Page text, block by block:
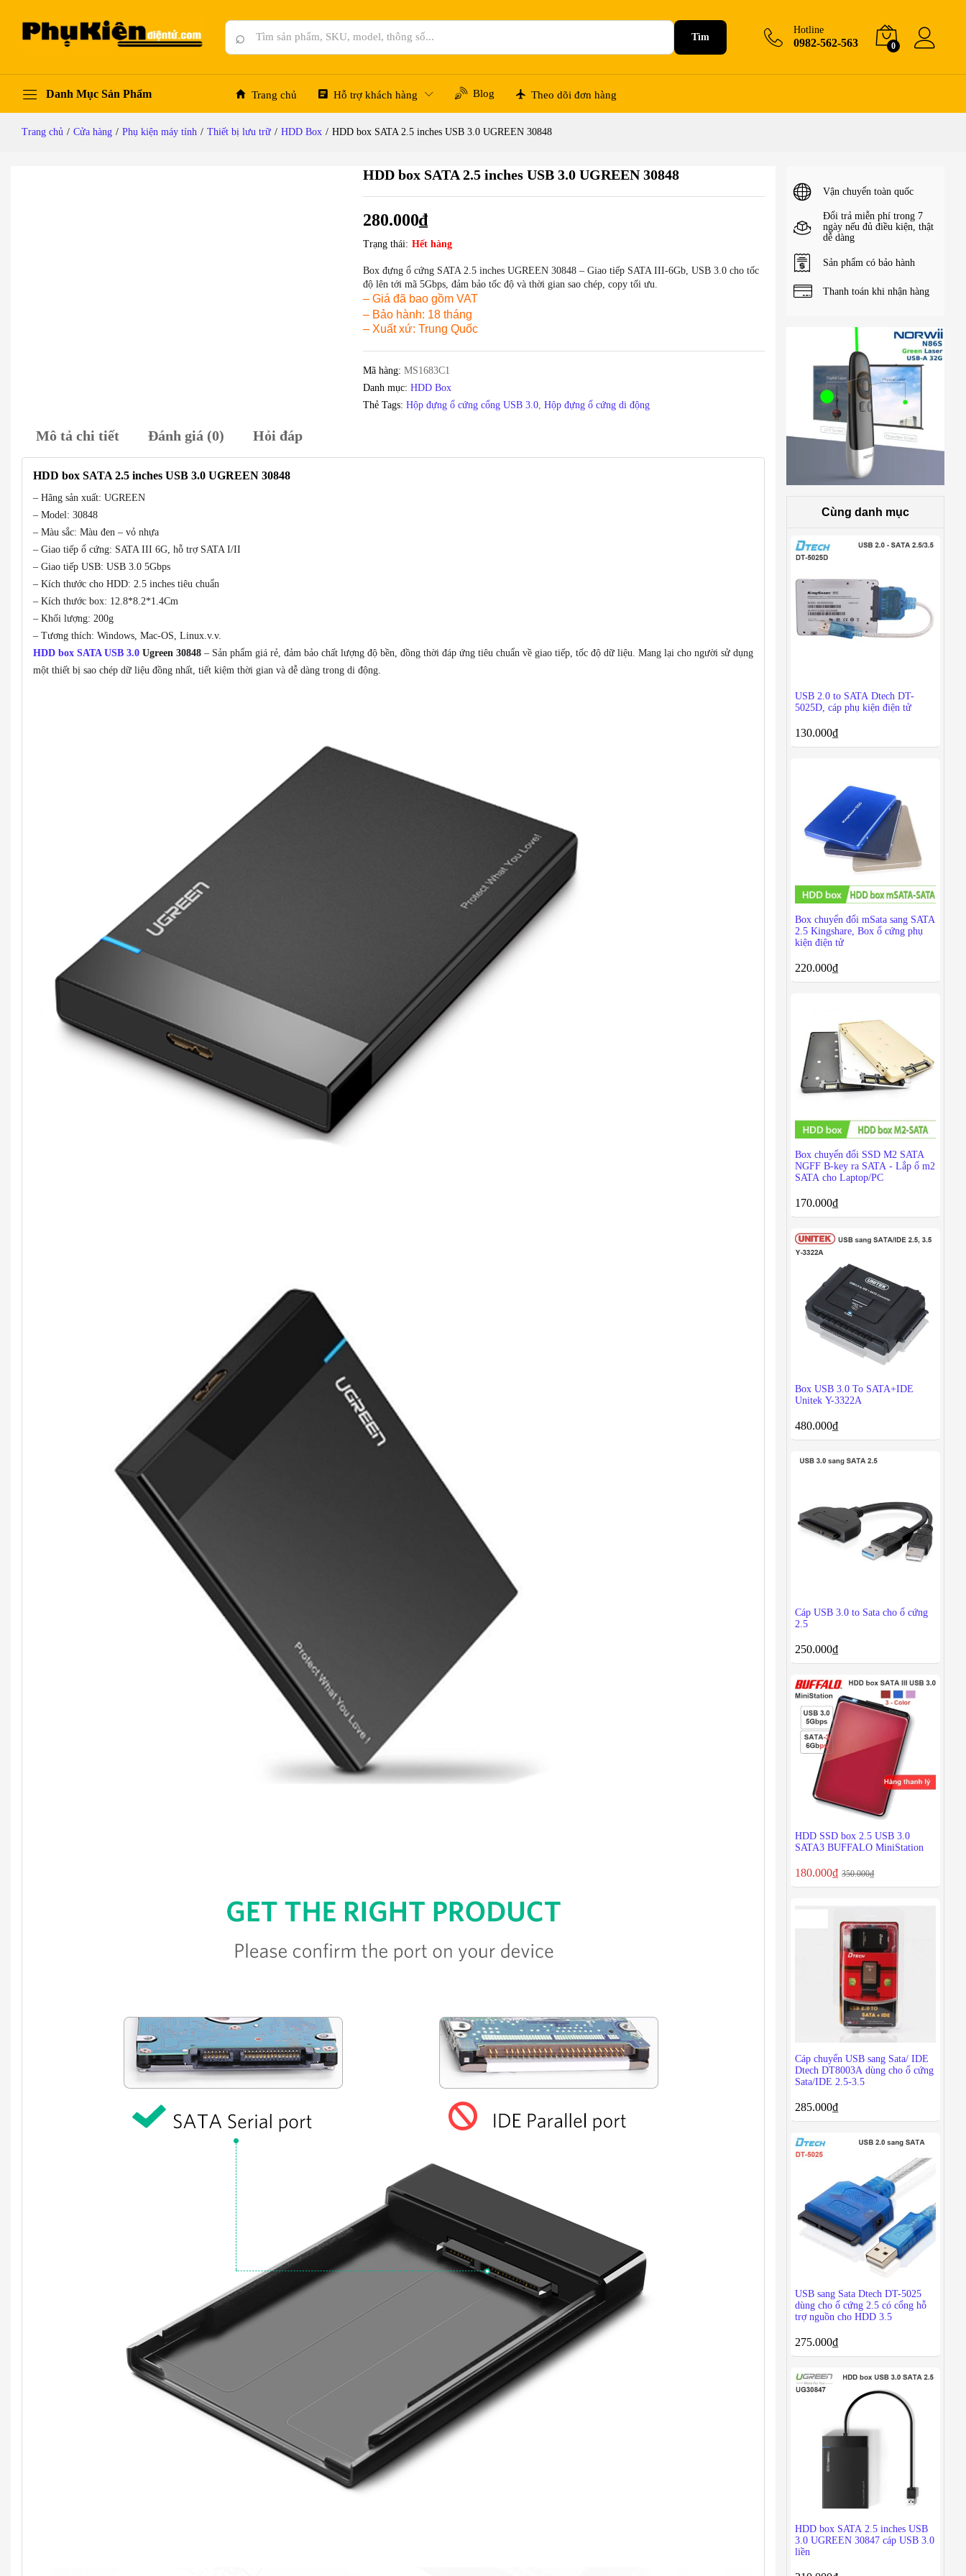
⌕ Tìm
Hotline
0982-562-563 0
Danh Mục Sản Phẩm Trang chủ Hỗ trợ khách hàng Blog Theo dõi đơn hàng
Trang chủ / Cửa hàng / Phụ kiện máy tính / Thiết bị lưu trữ / HDD Box / HDD box SATA 2.5 inches USB 3.0 UGREEN 30848
HDD box SATA 2.5 inches USB 3.0 UGREEN 30848
280.000₫
Trạng thái: Hết hàng
Box đựng ổ cứng SATA 2.5 inches UGREEN 30848 – Giao tiếp SATA III-6Gb, USB 3.0 cho tốc
độ lên tới mã 5Gbps, đảm bảo tốc độ và thời gian sao chép, copy tối ưu.
– Giá đã bao gồm VAT
– Bảo hành: 18 tháng
– Xuất xứ: Trung Quốc
Mã hàng: MS1683C1
Danh mục: HDD Box
Thẻ Tags: Hộp đựng ổ cứng cổng USB 3.0, Hộp đựng ổ cứng di động
Mô tả chi tiết Đánh giá (0) Hỏi đáp
HDD box SATA 2.5 inches USB 3.0 UGREEN 30848
– Hãng sản xuất: UGREEN
– Model: 30848
– Màu sắc: Màu đen – vỏ nhựa
– Giao tiếp ổ cứng: SATA III 6G, hỗ trợ SATA I/II
– Giao tiếp USB: USB 3.0 5Gbps
– Kích thước cho HDD: 2.5 inches tiêu chuẩn
– Kích thước box: 12.8*8.2*1.4Cm
– Khối lượng: 200g
– Tương thích: Windows, Mac-OS, Linux.v.v.
HDD box SATA USB 3.0 Ugreen 30848 – Sản phẩm giá rẻ, đảm bảo chất lượng độ bền, đồng thời đáp ứng tiêu chuẩn về giao tiếp, tốc độ dữ liệu. Mang lại cho người sử dụng
một thiết bị sao chép dữ liệu đồng nhất, tiết kiệm thời gian và dễ dàng trong di động.
Vận chuyển toàn quốc
Đổi trả miễn phí trong 7
ngày nếu đủ điều kiện, thật
dễ dàng
Sản phẩm có bảo hành
Thanh toán khi nhận hàng
Cùng danh mục
USB 2.0 to SATA Dtech DT-
5025D, cáp phụ kiện điện tử
130.000₫
Box chuyển đổi mSata sang SATA
2.5 Kingshare, Box ổ cứng phụ
kiện điện tử
220.000₫
Box chuyển đổi SSD M2 SATA
NGFF B-key ra SATA - Lắp ổ m2
SATA cho Laptop/PC
170.000₫
Box USB 3.0 To SATA+IDE
Unitek Y-3322A
480.000₫
Cáp USB 3.0 to Sata cho ổ cứng
2.5
250.000₫
HDD SSD box 2.5 USB 3.0
SATA3 BUFFALO MiniStation
180.000₫ 350.000₫
Cáp chuyển USB sang Sata/ IDE
Dtech DT8003A dùng cho ổ cứng
Sata/IDE 2.5-3.5
285.000₫
USB sang Sata Dtech DT-5025
dùng cho ổ cứng 2.5 có cổng hỗ
trợ nguồn cho HDD 3.5
275.000₫
HDD box SATA 2.5 inches USB
3.0 UGREEN 30847 cáp USB 3.0
liền
Mô tả chi tiết Hỏi đáp